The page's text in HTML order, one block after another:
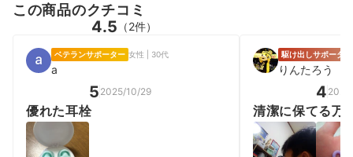
この商品のクチコミ
4.5 （2件）
ベテランサポーター 女性 | 30代
a
5 2025/10/29
優れた耳栓
駆け出しサポーター
りんたろう
4
清潔に保てる万